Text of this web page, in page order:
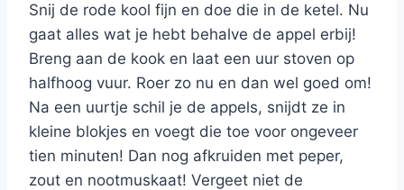
Snij de rode kool fijn en doe die in de ketel. Nu
gaat alles wat je hebt behalve de appel erbij!
Breng aan de kook en laat een uur stoven op
halfhoog vuur. Roer zo nu en dan wel goed om!
Na een uurtje schil je de appels, snijdt ze in
kleine blokjes en voegt die toe voor ongeveer
tien minuten! Dan nog afkruiden met peper,
zout en nootmuskaat! Vergeet niet de